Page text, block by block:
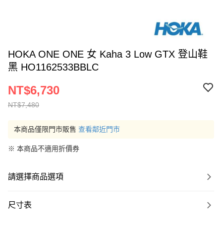
HOKA ONE ONE 女 Kaha 3 Low GTX 登山鞋
黑 HO1162533BBLC
NT$7,480
NT$6,730
本商品僅限門市販售 查看鄰近門市
※ 本商品不適用折價券
請選擇商品選項
尺寸表